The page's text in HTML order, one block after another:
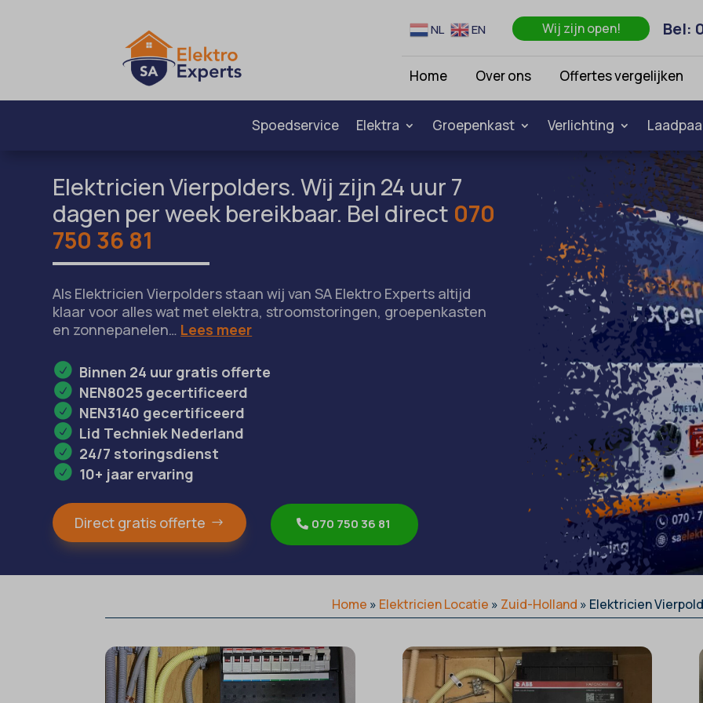
Bel:
Wij zijn open!
NL EN
Home Over ons Offertes vergelijken
Spoedservice Elektra Groepenkast Verlichting
Elektricien Vierpolders. Wij zijn 24 uur 7
dagen per week bereikbaar. Bel direct 070
750 36 81
Als Elektricien Vierpolders staan wij van SA Elektro Experts altijd
klaar voor alles wat met elektra, stroomstoringen, groepenkasten
en zonnepanelen… Lees meer
Binnen 24 uur gratis offerte
NEN8025 gecertificeerd
NEN3140 gecertificeerd
Lid Techniek Nederland
24/7 storingsdienst
10+ jaar ervaring
Direct gratis offerte 070 750 36 81
Home » Elektricien Locatie » Zuid-Holland » Elektricien